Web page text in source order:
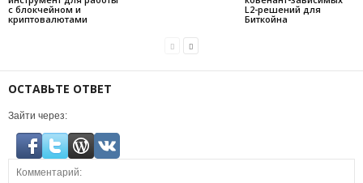
с блокчейном и
криптовалютами
L2-решений для
Биткойна
ОСТАВЬТЕ ОТВЕТ
Зайти через: